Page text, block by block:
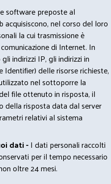
software preposte al
nel corso del loro
la cui trasmissione è
di Internet. In
indirizzi IP, gli indirizzi in
delle risorse richieste,
nel sottoporre la
file ottenuto in risposta, il
della risposta data dal server
relativi al sistema
dati -I dati personali raccolti
per il tempo necessario
oltre 24 mesi.